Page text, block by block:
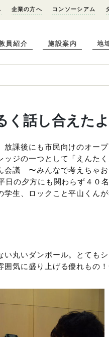
企業の方へ コンソーシアム
員紹介 施設案内 地
く話し合えたよ
課後にも市民向けのオー
ジの一つとして「えんた
会議 〜みんなで考えちゃ
の夕方にも関わらず４０
生、ロックこと平山くん
い丸いダンボール。とても
気に盛り上げる優れもの